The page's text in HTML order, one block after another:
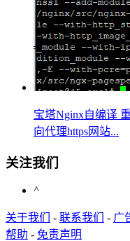
宝塔Nginx自编译
向代理https网站...
关注我们
^
关于我们 - 联系我们 - 广
帮助 - 免责声明